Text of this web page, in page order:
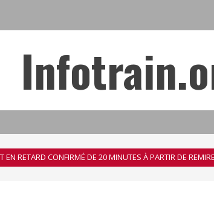
EN RETARD CONFIRMÉ DE 20 MINUTES À PARTIR DE